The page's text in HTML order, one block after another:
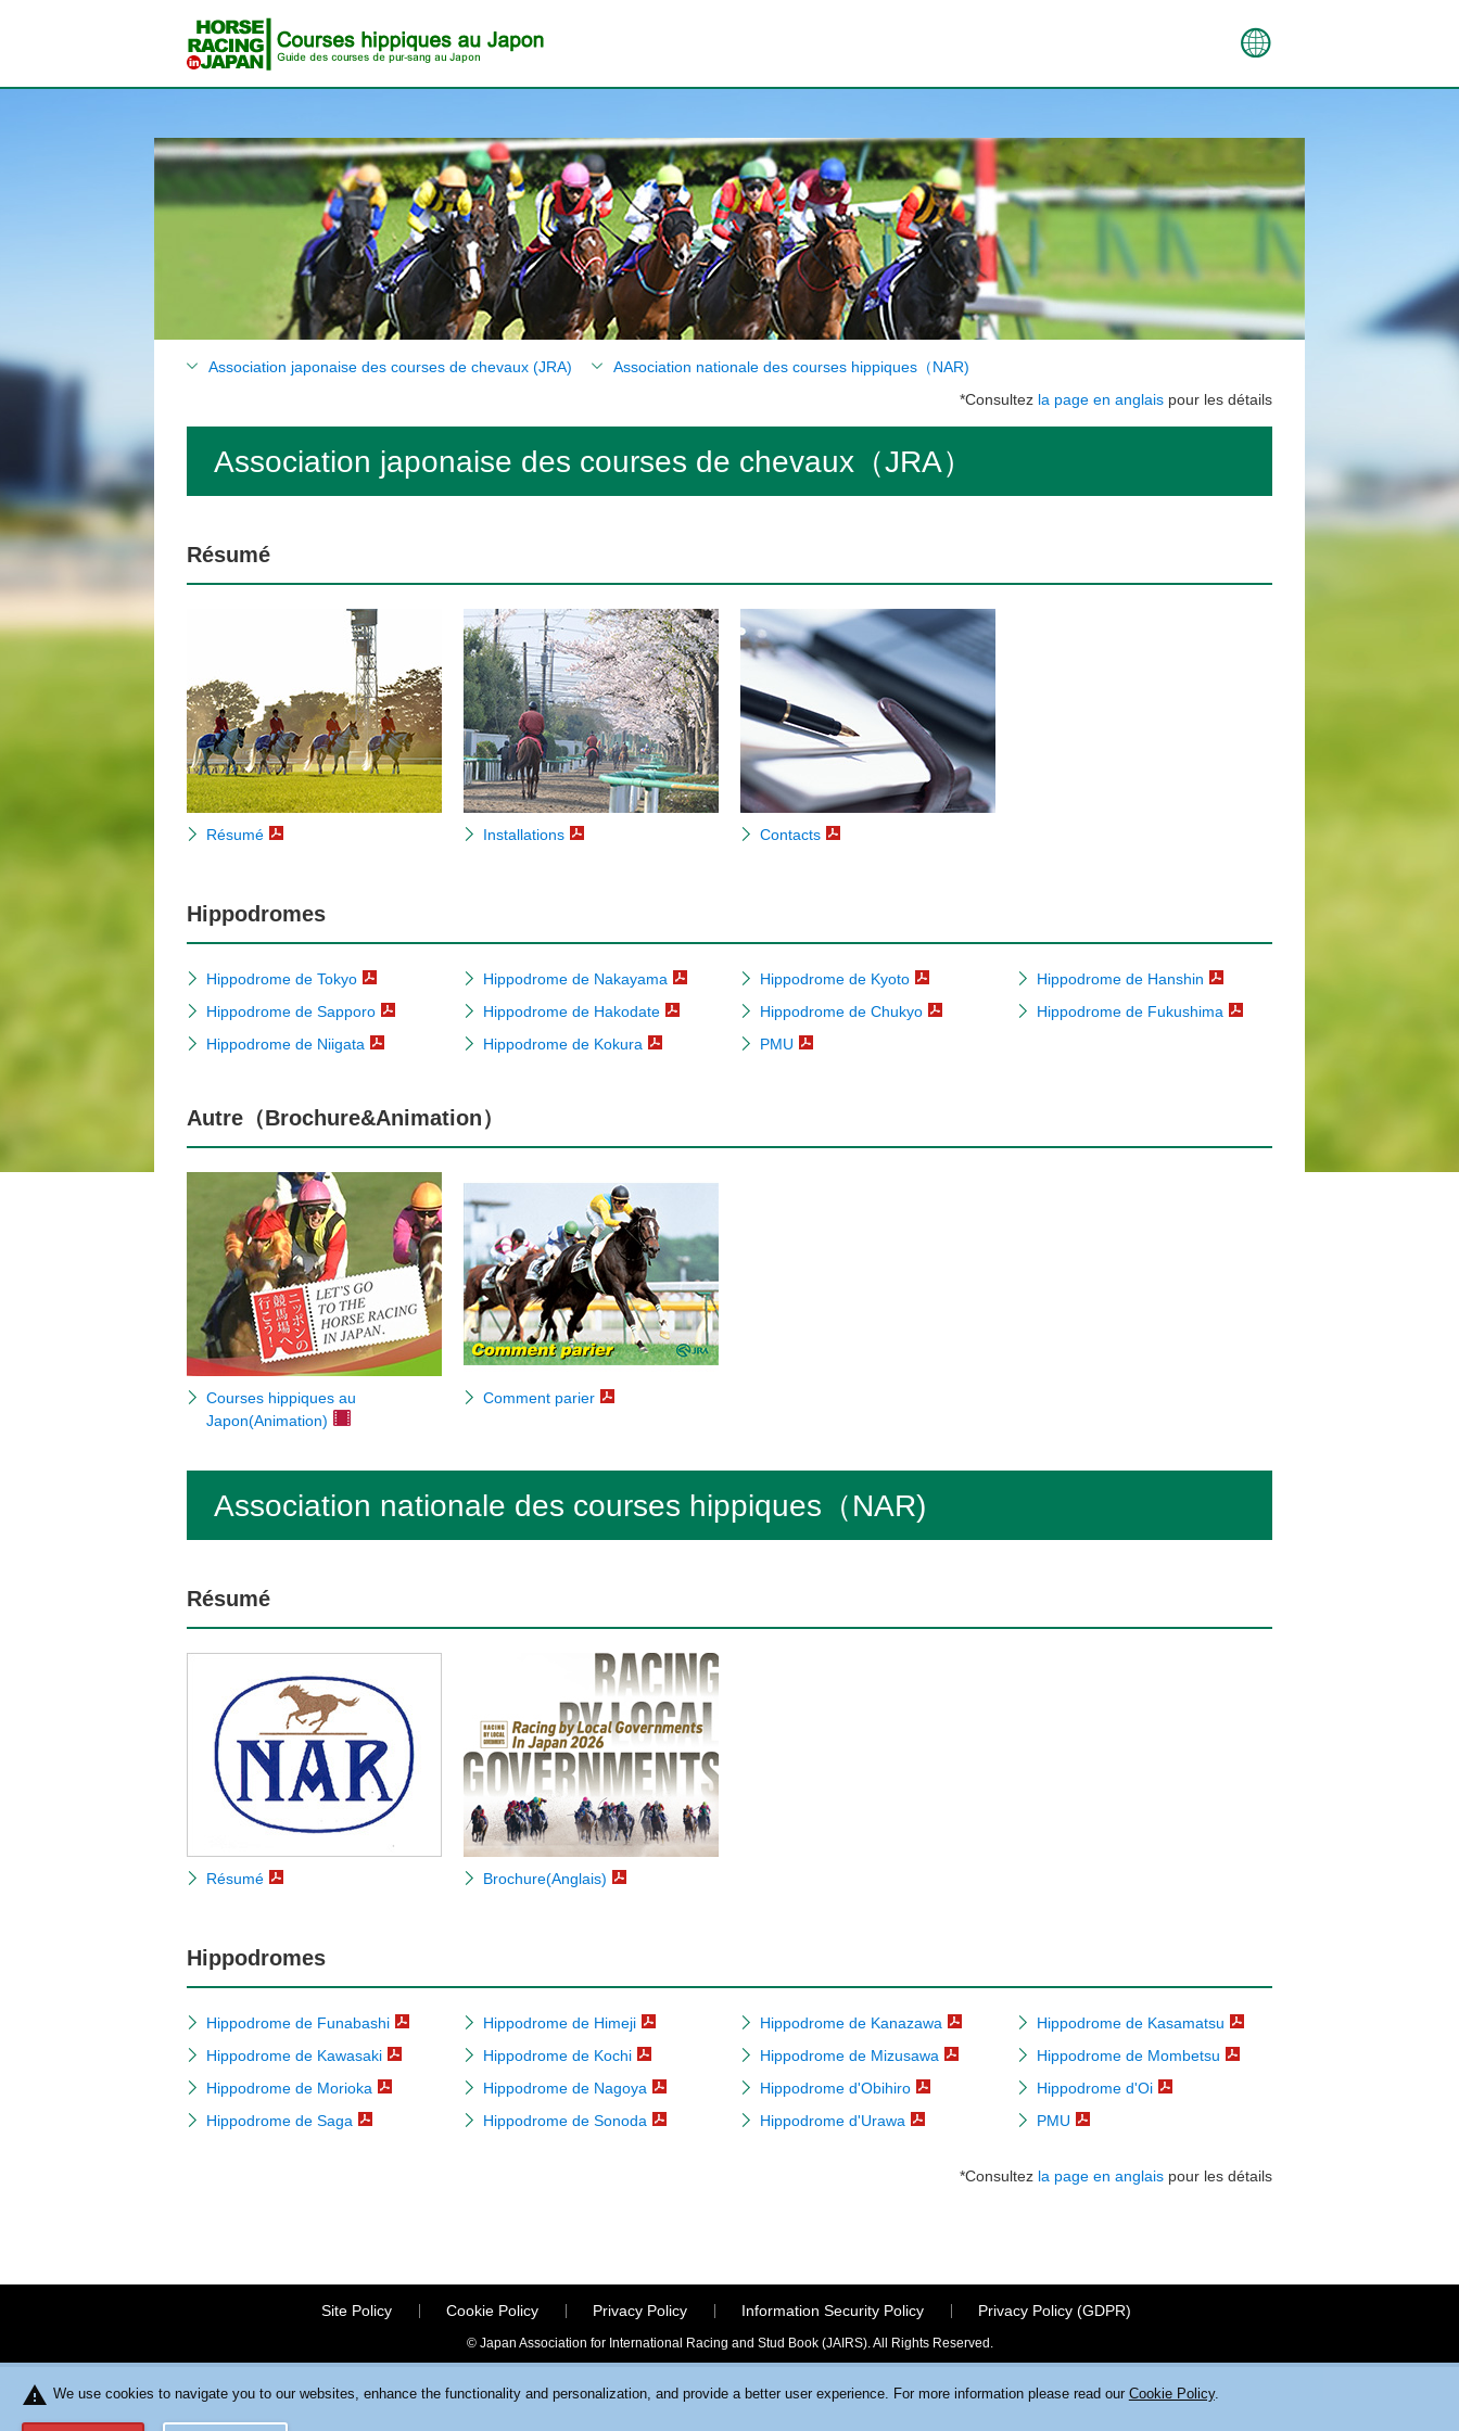
Association japonaise des courses de chevaux (JRA)
Association nationale des courses hippiques（NAR)
*Consultez la page en anglais pour les détails
Association japonaise des courses de chevaux（JRA）
Résumé
Résumé Installations Contacts
Hippodromes
Hippodrome de Tokyo Hippodrome de Nakayama Hippodrome de Kyoto
Hippodrome de Hanshin
Hippodrome de Sapporo
Hippodrome de Hakodate Hippodrome de Chukyo
Hippodrome de Fukushima
Hippodrome de Niigata
Hippodrome de Kokura PMU
Autre（Brochure&Animation）
Courses hippiques au
Japon(Animation)
Comment parier
Association nationale des courses hippiques（NAR)
Résumé
Résumé Brochure(Anglais)
Hippodromes
Hippodrome de Funabashi Hippodrome de Himeji Hippodrome de Kanazawa
Hippodrome de Kasamatsu
Hippodrome de Kawasaki
Hippodrome de Kochi Hippodrome de Mizusawa
Hippodrome de Mombetsu
Hippodrome de Morioka
Hippodrome de Nagoya Hippodrome d'Obihiro
Hippodrome d'Oi
Hippodrome de Saga
Hippodrome de Sonoda Hippodrome d'Urawa PMU
*Consultez la page en anglais pour les détails
Site Policy Cookie Policy Privacy Policy Information Security Policy Privacy Policy (GDPR)
© Japan Association for International Racing and Stud Book (JAIRS). All Rights Reserved.
warning We use cookies to navigate you to our websites, enhance the functionality and personalization, and provide a better user experience. For more information please read our Cookie Policy.